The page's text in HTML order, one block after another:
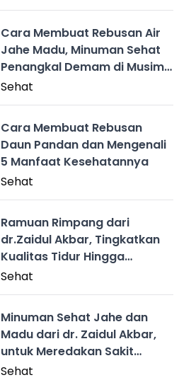
Cara Membuat Rebusan Air
Jahe Madu, Minuman Sehat
Penangkal Demam di Musim
Hujan
Sehat
Cara Membuat Rebusan
Daun Pandan dan Mengenali
5 Manfaat Kesehatannya
Sehat
Ramuan Rimpang dari
dr.Zaidul Akbar, Tingkatkan
Kualitas Tidur Hingga
Melancarkan Haid
Sehat
Minuman Sehat Jahe dan
Madu dari dr. Zaidul Akbar,
untuk Meredakan Sakit
Kepala
Sehat